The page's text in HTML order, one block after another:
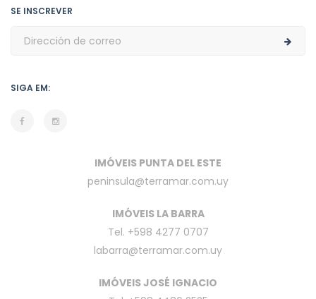
SE INSCREVER
SIGA EM:
IMÓVEIS PUNTA DEL ESTE
peninsula@terramar.com.uy
IMÓVEIS LA BARRA
Tel. +598 4277 0707
labarra@terramar.com.uy
IMÓVEIS JOSÉ IGNACIO